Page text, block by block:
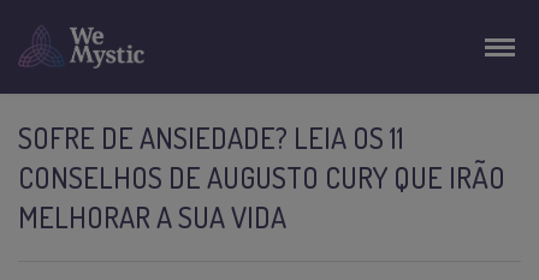
SOFRE DE ANSIEDADE? LEIA OS 11
CONSELHOS DE AUGUSTO CURY QUE IRÃO
MELHORAR A SUA VIDA